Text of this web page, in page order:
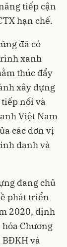
tiếp cận
hạn chế.
đã có
xanh
thúc đẩy
xây dựng
nối và
Việt Nam
các đơn vị
danh và
đang chủ
phát triển
2020, định
Chương
và